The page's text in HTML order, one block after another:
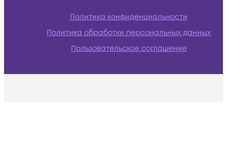
Политика конфиденциальности
Политика обработки персональных данных
Пользовательское соглашение